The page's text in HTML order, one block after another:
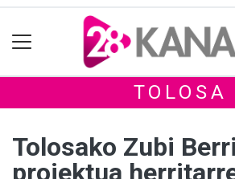
TOLOSA
Tolosako Zubi
proiektua